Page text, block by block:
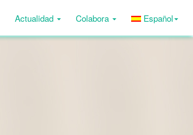
Español
Actualidad Colabora